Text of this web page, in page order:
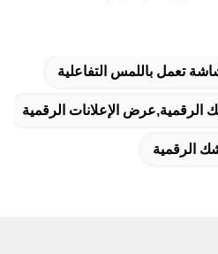
تعمل باللمس التفاعلية
الإعلانات الرقمية
الرقمية